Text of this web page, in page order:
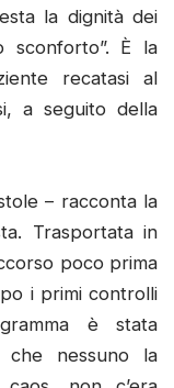
la dignità dei
sconforto”. È la
recatasi al
a seguito della
– racconta la
Trasportata in
poco prima
i primi controlli
è stata
che nessuno la